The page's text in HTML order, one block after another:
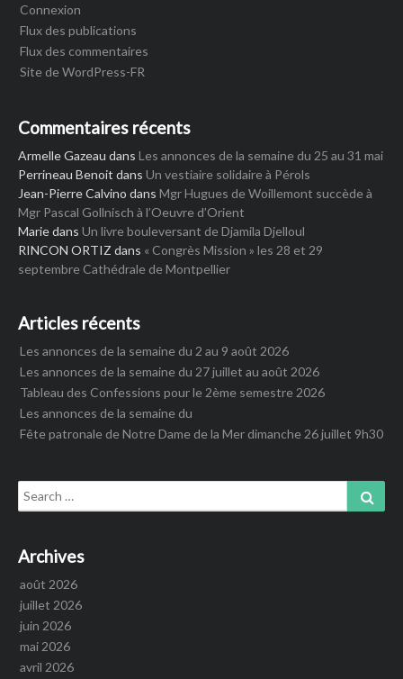
Connexion
Flux des publications
Flux des commentaires
Site de WordPress-FR
Commentaires récents
Armelle Gazeau dans Les annonces de la semaine du 25 au 31 mai
Perrineau Benoit dans Un vestiaire solidaire à Pérols
Jean-Pierre Calvino dans Mgr Hugues de Woillemont succède à
Mgr Pascal Gollnisch à l’Oeuvre d’Orient
Mariedans Un livre bouleversant de Djamila Djelloul
RINCON ORTIZ dans « Congrès Mission » les 28 et 29
septembre Cathédrale de Montpellier
Articles récents
Les annonces de la semaine du 2 au 9 août 2026
Les annonces de la semaine du 27 juillet au août 2026
Tableau des Confessions pour le 2ème semestre 2026
Les annonces de la semaine du
Fête patronale de Notre Dame de la Mer dimanche 26 juillet 9h30
Search
for:
Archives
août 2026
juillet 2026
juin 2026
mai 2026
avril 2026